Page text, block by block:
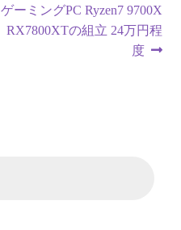
次
の
ゲーミングPC Ryzen7 9700X
RX7800XTの組立 24万円程
度